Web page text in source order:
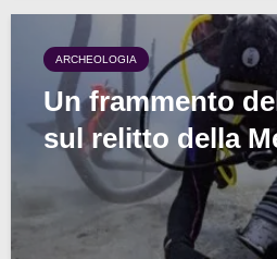
ARCHEOLOGIA
Un frammento
sul relitto della